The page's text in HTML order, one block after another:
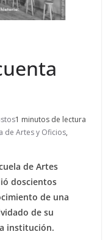
1 minutos de lectura
de Artes y Oficios,
de Artes
doscientos
de una
de su
institución.